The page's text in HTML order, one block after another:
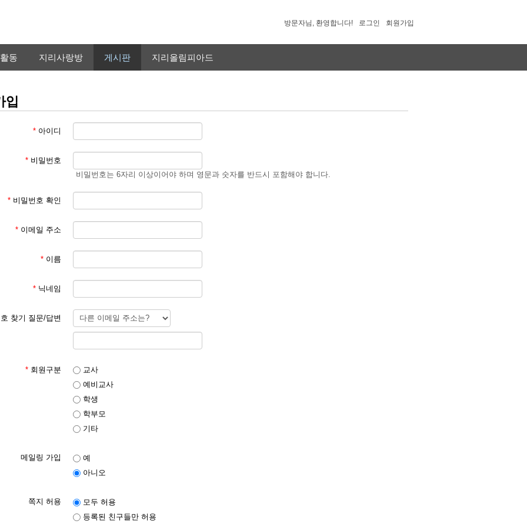
방문자님, 환영합니다! 로그인 회원가입
동 지리사랑방 게시판 지리올림피아드
입
* 아이디
* 비밀번호
비밀번호는 6자리 이상이어야 하며 영문과 숫자를 반드시 포함해야 합니다.
* 비밀번호 확인
* 이메일 주소
* 이름
* 닉네임
찾기 질문/답변
* 회원구분
교사
예비교사
학생
학부모
기타
메일링 가입
예
아니오
쪽지 허용
모두 허용
등록된 친구들만 허용